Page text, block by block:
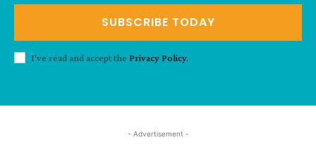
SUBSCRIBE TODAY
I've read and accept the Privacy Policy.
- Advertisement -